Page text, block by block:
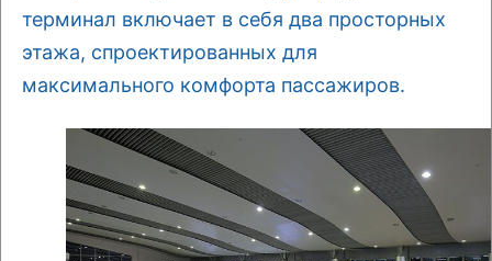
терминал включает в себя два просторных
этажа, спроектированных для
максимального комфорта пассажиров.